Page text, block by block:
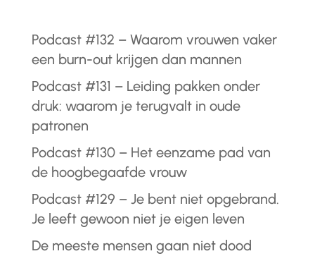
Podcast #132 – Waarom vrouwen vaker
een burn-out krijgen dan mannen
Podcast #131 – Leiding pakken onder
druk: waarom je terugvalt in oude
patronen
Podcast #130 – Het eenzame pad van
de hoogbegaafde vrouw
Podcast #129 – Je bent niet opgebrand.
Je leeft gewoon niet je eigen leven
De meeste mensen gaan niet dood